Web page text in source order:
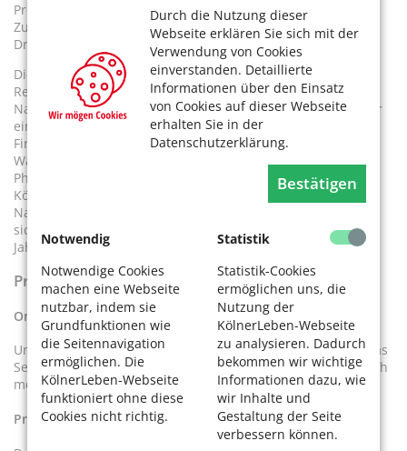
Durch die Nutzung dieser
Webseite erklären Sie sich mit der
Verwendung von Cookies
einverstanden. Detaillierte
Informationen über den Einsatz
von Cookies auf dieser Webseite
erhalten Sie in der
Datenschutzerklärung.
Bestätigen
Notwendig
Notwendige Cookies
machen eine Webseite
nutzbar, indem sie
Grundfunktionen wie
die Seitennavigation
ermöglichen. Die
KölnerLeben-Webseite
funktioniert ohne diese
Cookies nicht richtig.
Statistik
Statistik-Cookies
ermöglichen uns, die
Nutzung der
KölnerLeben-Webseite
zu analysieren. Dadurch
bekommen wir wichtige
Informationen dazu, wie
wir Inhalte und
Gestaltung der Seite
verbessern können.
Produziert wird KölnerLeben seit vielen Jahren in guter
Zusammenarbeit mit einem Verlag, seit 2024 mit der Köllen
Druck + Verlag GmbH in Bonn.
Die Stadt Köln ist stolz, damit einen starken Partner in der
Region an der Seite zu haben, der besonders auf
Nachhaltigkeit setzt. Mit eigenen Solaranlagen produziert er
einen großen Teil der Energie für den Betrieb und die E-
Firmenwagenflotte selber. „Nichts ist so beständig wie der
Wandel“, dieser Spruch, den man dem griechischen
Philosophen Heraklit zuschreibt, trifft natürlich auch auf
KölnerLeben zu. 1959 erschien das Heft erstmals unter dem
Namen „Der Feierabend“. Nun, nach gut 65 Jahren, hat es
sich zu einem Magazin gemausert, das seit der
Jahrtausendwende als „KölnerLeben“ erscheint.
Profil KölnerLeben Online und Print
Online
Und um dem digitalen Wandel Rechnung zu tragen, wird das
Seniorenportalwww.koelnerleben.koelnausgebaut und noch
mehr wichtige Inhalte und Veranstaltungstipps angeboten.
Print